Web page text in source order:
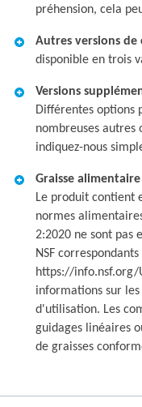
préhension, cela
Autres versions de
disponible en trois
Versions
Différentes options
nombreuses autres
indiquez-nous
Graisse alimentaire
Le produit contient
normes
2:2020 ne sont pas
NSF
https://info.nsf.org/
informations sur les
d'utilisation. Les
guidages linéaires
de graisses